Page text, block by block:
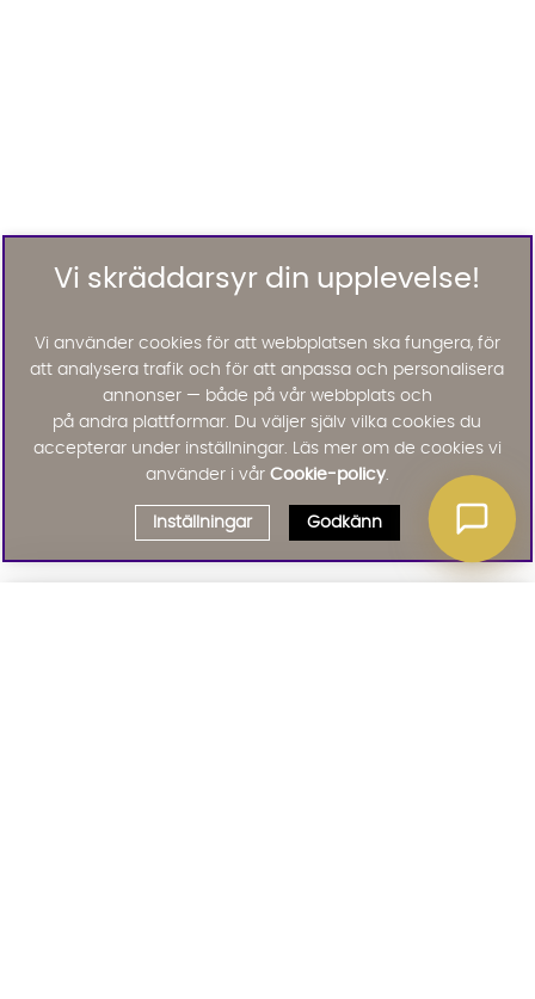
Vi skräddarsyr din upplevelse!
Vi använder cookies för att webbplatsen ska fungera, för
att analysera trafik och för att anpassa och personalisera
annonser — både på vår webbplats och
på andra plattformar. Du väljer själv vilka cookies du
accepterar under inställningar. Läs mer om de cookies vi
använder i vår Cookie-policy.
Inställningar Godkänn